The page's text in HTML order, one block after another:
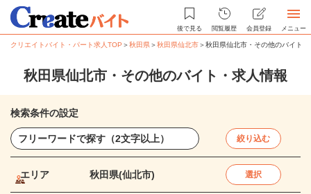
後で見る 閲覧履歴 会員登録 メニュー
クリエイトバイト・パート求人TOP ＞秋田県＞秋田県仙北市＞秋田県仙北市・その他のバイト
秋田県仙北市・その他のバイト・求人情報
検索条件の設定
絞り込む
エリア 秋田県(仙北市) 選択